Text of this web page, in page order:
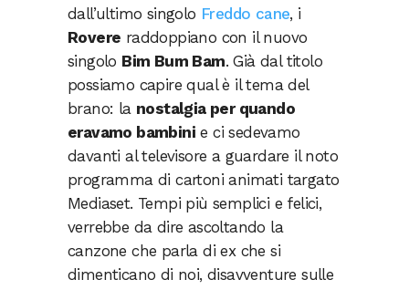
dall’ultimo singolo Freddo cane, i
Rovere raddoppiano con il nuovo
singolo Bim Bum Bam. Già dal titolo
possiamo capire qual è il tema del
brano: la nostalgia per quando
eravamo bambini e ci sedevamo
davanti al televisore a guardare il noto
programma di cartoni animati targato
Mediaset. Tempi più semplici e felici,
verrebbe da dire ascoltando la
canzone che parla di ex che si
dimenticano di noi, disavventure sulle